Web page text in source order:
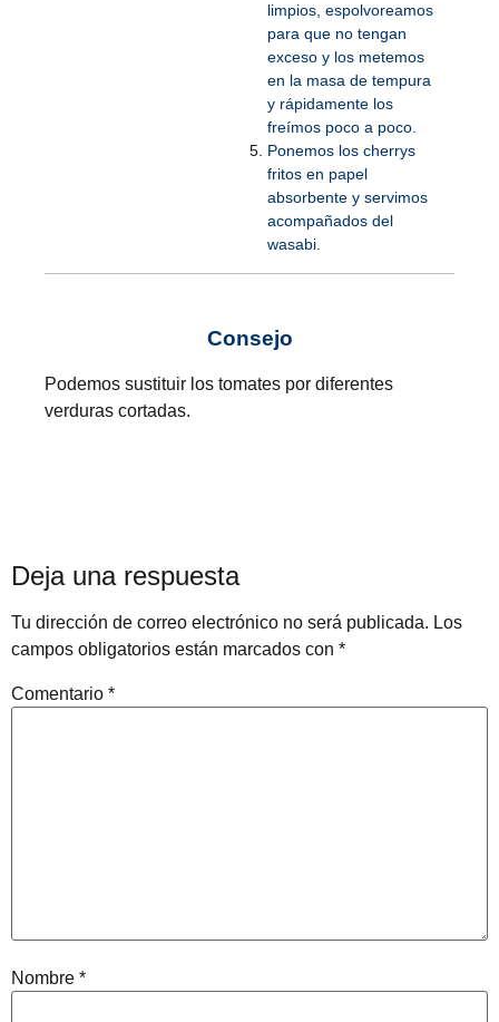
limpios, espolvoreamos
para que no tengan
exceso y los metemos
en la masa de tempura
y rápidamente los
freímos poco a poco.
Ponemos los cherrys
fritos en papel
absorbente y servimos
acompañados del
wasabi.
Consejo
Podemos sustituir los tomates por diferentes
verduras cortadas.
Deja una respuesta
Tu dirección de correo electrónico no será publicada. Los
campos obligatorios están marcados con *
Comentario *
Nombre *